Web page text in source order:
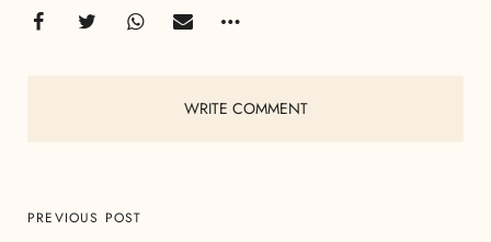
WRITE COMMENT
PREVIOUS POST